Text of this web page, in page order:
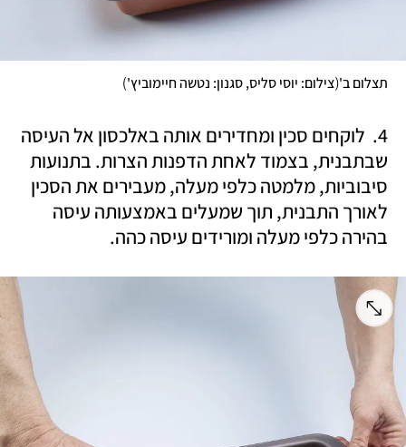
תצלום ב'(צילום: יוסי סליס, סגנון: נטשה חיימוביץ')
בהירה כלפי מעלה ומורידים עיסה כהה.